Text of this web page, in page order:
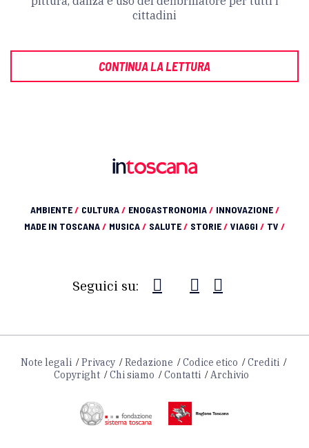
cittadini
CONTINUA LA LETTURA
AMBIENTE/ CULTURA/ ENOGASTRONOMIA/ INNOVAZIONE/
MADE IN TOSCANA/ MUSICA/ SALUTE/ STORIE/ VIAGGI / TV /
Seguici su:
Note legali Privacy Redazione Codice etico
Crediti
Copyright
Chi siamo Contatti Archivio